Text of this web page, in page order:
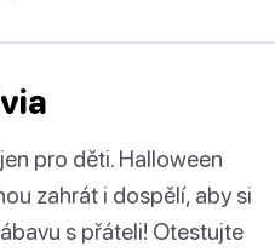
pro děti. Halloween
zahrát i dospělí, aby si
s přáteli! Otestujte